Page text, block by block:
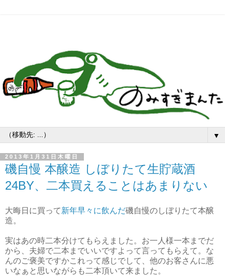
▼
2013年1月31日木曜日
磯自慢 本醸造 しぼりたて生貯蔵酒
24BY、二本買えることはあまりない
大晦日に買って新年早々に飲んだ磯自慢のしぼりたて本醸
造。
実はあの時二本分けてもらえました。お一人様一本までだ
から、夫婦で二本までいいですよって言ってもらえて。な
んのご褒美ですかこれって感じでして、他のお客さんに悪
いなぁと思いながらも二本頂いて来ました。